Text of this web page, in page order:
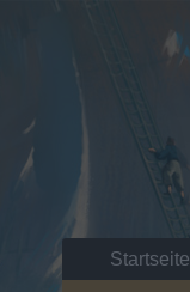
Startseite